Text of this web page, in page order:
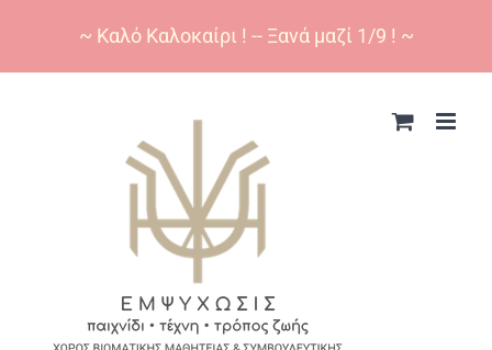
~ Καλό Καλοκαίρι ! -- Ξανά μαζί 1/9 ! ~